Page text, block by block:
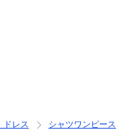
ドレス シャツワンピース